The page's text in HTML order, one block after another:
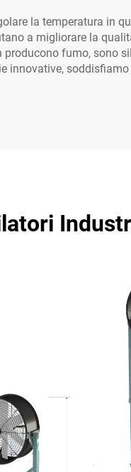
la temperatura in
a migliorare la
fumo, sono
innovative,